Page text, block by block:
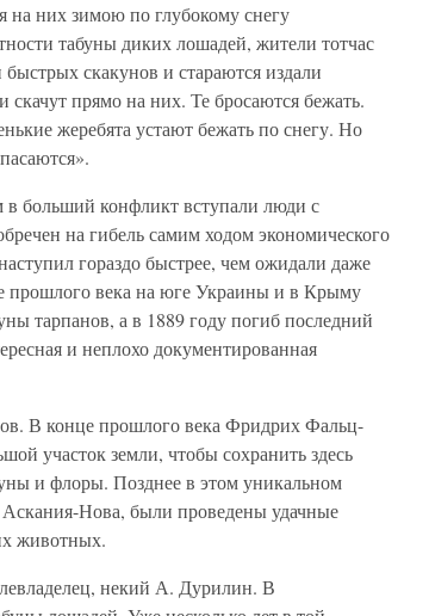
на них зимою по глубокому снегу
табуны диких лошадей, жители тотчас
скакунов и стараются издали
скачут прямо на них. Те бросаются бежать.
жеребята устают бежать по снегу. Но
больший конфликт вступали люди с
на гибель самим ходом экономического
гораздо быстрее, чем ожидали даже
прошлого века на юге Украины и в Крыму
тарпанов, а в 1889 году погиб последний
и неплохо документированная
В конце прошлого века Фридрих Фальц-
участок земли, чтобы сохранить здесь
и флоры. Позднее в этом уникальном
Нова, были проведены удачные
животных.
некий А. Дурилин. В